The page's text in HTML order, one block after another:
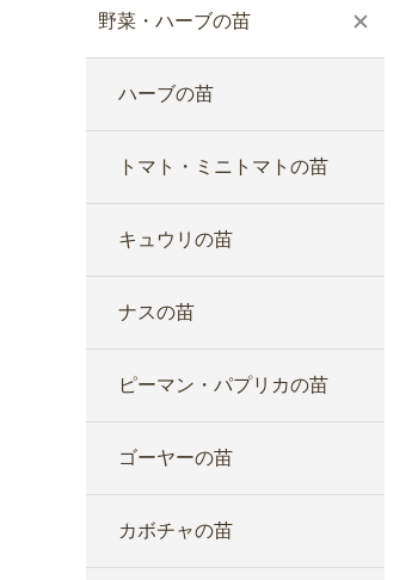
野菜・ハーブの苗
ハーブの苗
トマト・ミニトマトの苗
キュウリの苗
ナスの苗
ピーマン・パプリカの苗
ゴーヤーの苗
カボチャの苗